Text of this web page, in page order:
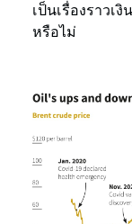
เป็นเรื่องราวเ
หรือไม่